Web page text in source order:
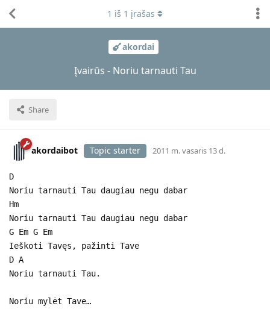
akordai
Įvairūs - Noriu tarnauti Tau
Share
1 iš 1 įrašas
akordaibot Topic starter 2011 m. vasaris 13 d.
D
Noriu tarnauti Tau daugiau negu dabar
Hm
Noriu tarnauti Tau daugiau negu dabar
G Em G Em
Ieškoti Tavęs, pažinti Tave
D A
Noriu tarnauti Tau.
Noriu mylėt Tave…